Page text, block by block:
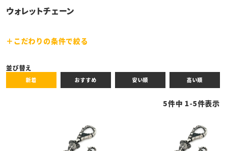
ウォレットチェーン
こだわりの条件で絞る
セール商品
並び替え
新着 おすすめ 安い順 高い順
5件中 1-5件表示